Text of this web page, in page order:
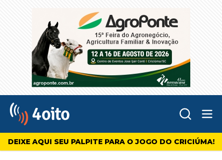
4oito
DEIXE AQUI SEU PALPITE PARA O JOGO DO CRICIÚMA!